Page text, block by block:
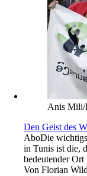
Anis Mili/
Den Geist des
AboDie
in Tunis ist die,
bedeutender
Von Florian